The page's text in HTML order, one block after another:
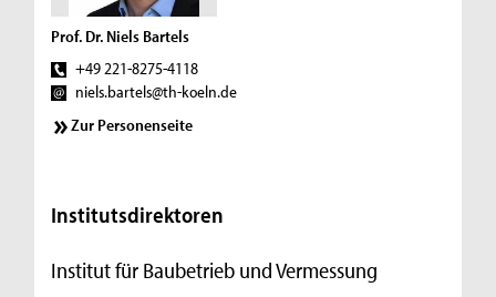
Prof. Dr. Niels Bartels
+49 221-8275-4118
niels.bartels@th-koeln.de
Zur Personenseite
Institutsdirektoren
Institut für Baubetrieb und Vermessung